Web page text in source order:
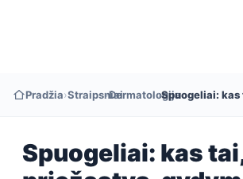
Pradžia›Straipsniai
›Dermatologija
›
Spuogeliai: kas